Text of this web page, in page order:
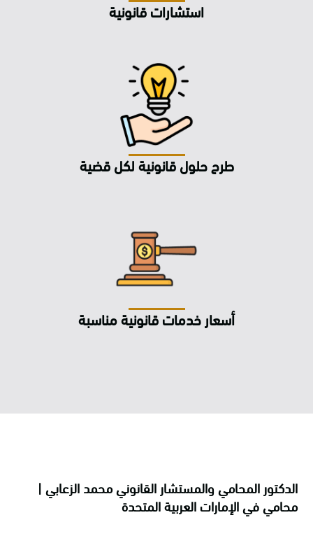
استشارات قانونية
طرح حلول قانونية لكل قضية
أسعار خدمات قانونية مناسبة
الدكتور المحامي والمستشار القانوني محمد الزعابي |
محامي في الإمارات العربية المتحدة